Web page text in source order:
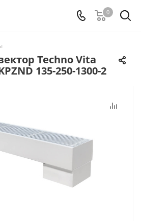
0
Techno Vita
135-250-1300-2